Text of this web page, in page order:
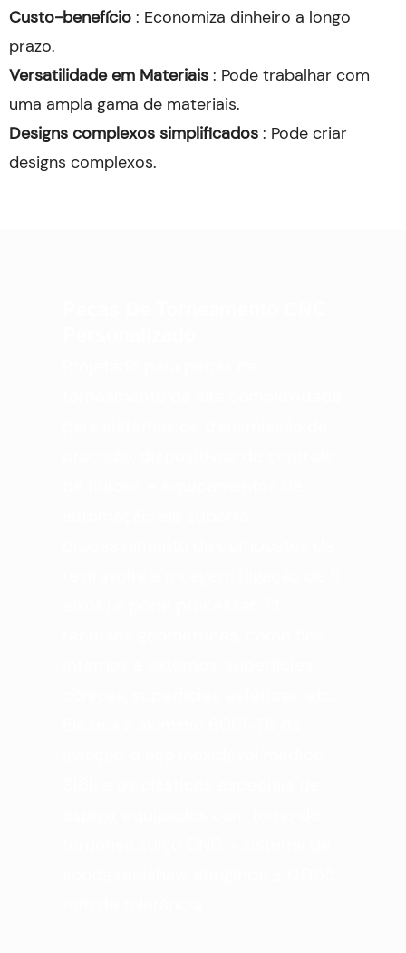
Custo-benefício : Economiza dinheiro a longo
prazo.
Versatilidade em Materiais : Pode trabalhar com
uma ampla gama de materiais.
Designs complexos simplificados : Pode criar
designs complexos.